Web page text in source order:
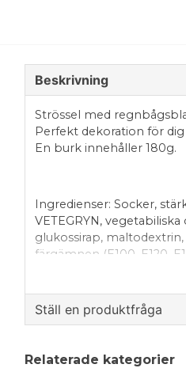
Beskrivning
Strössel med
Perfekt dekoration för
En burk innehåller 180g.
Ingredienser: Socker,
VETEGRYN,
glukossirap,
färgämnen (E100, E120,
(koncentrat av svarta
förtjockningsmedel
E473), släppmedel
Ställ en produktfråga
Fråga oss något om
Relaterade kategorier